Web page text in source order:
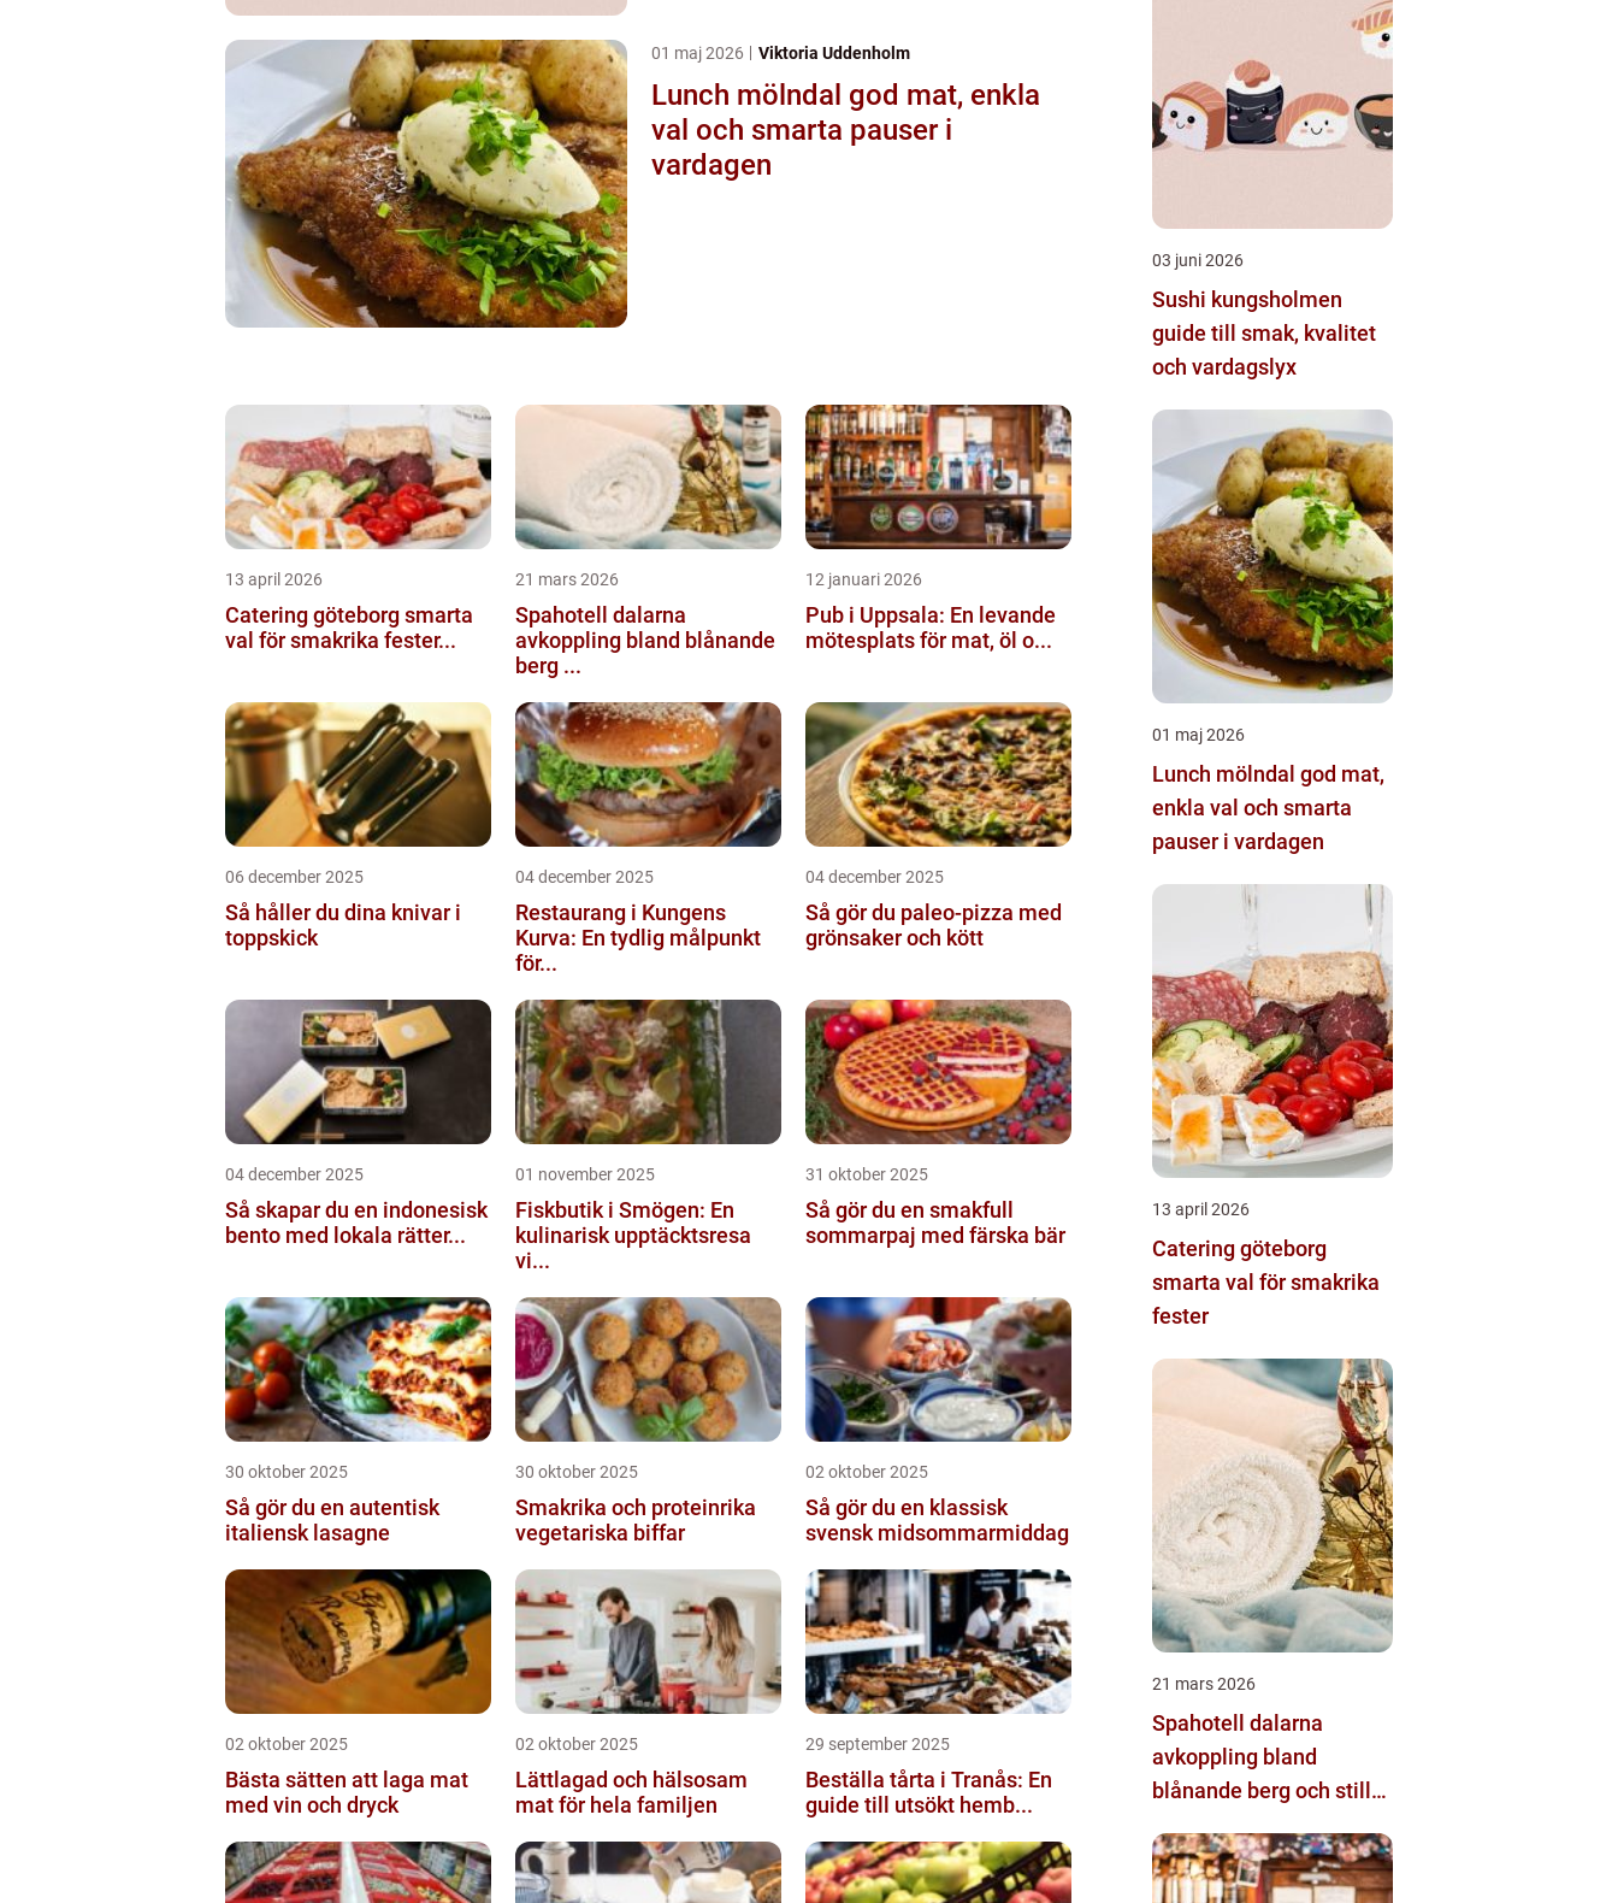
01 maj 2026 Viktoria Uddenholm
Lunch mölndal god mat, enkla
val och smarta pauser i
vardagen
13 april 2026
Catering göteborg smarta
val för smakrika fester...
21 mars 2026
Spahotell dalarna
avkoppling bland blånande
berg ...
12 januari 2026
Pub i Uppsala: En levande
mötesplats för mat, öl o...
06 december 2025
Så håller du dina knivar i
toppskick
04 december 2025
Restaurang i Kungens
Kurva: En tydlig målpunkt
för...
04 december 2025
Så gör du paleo-pizza med
grönsaker och kött
04 december 2025
Så skapar du en indonesisk
bento med lokala rätter...
01 november 2025
Fiskbutik i Smögen: En
kulinarisk upptäcktsresa
vi...
31 oktober 2025
Så gör du en smakfull
sommarpaj med färska bär
30 oktober 2025
Så gör du en autentisk
italiensk lasagne
30 oktober 2025
Smakrika och proteinrika
vegetariska biffar
02 oktober 2025
Så gör du en klassisk
svensk midsommarmiddag
02 oktober 2025
Bästa sätten att laga mat
med vin och dryck
02 oktober 2025
Lättlagad och hälsosam
mat för hela familjen
29 september 2025
Beställa tårta i Tranås: En
guide till utsökt hemb...
03 juni 2026
Sushi kungsholmen
guide till smak, kvalitet
och vardagslyx
01 maj 2026
Lunch mölndal god mat,
enkla val och smarta
pauser i vardagen
13 april 2026
Catering göteborg
smarta val för smakrika
fester
21 mars 2026
Spahotell dalarna
avkoppling bland
blånande berg och stilla